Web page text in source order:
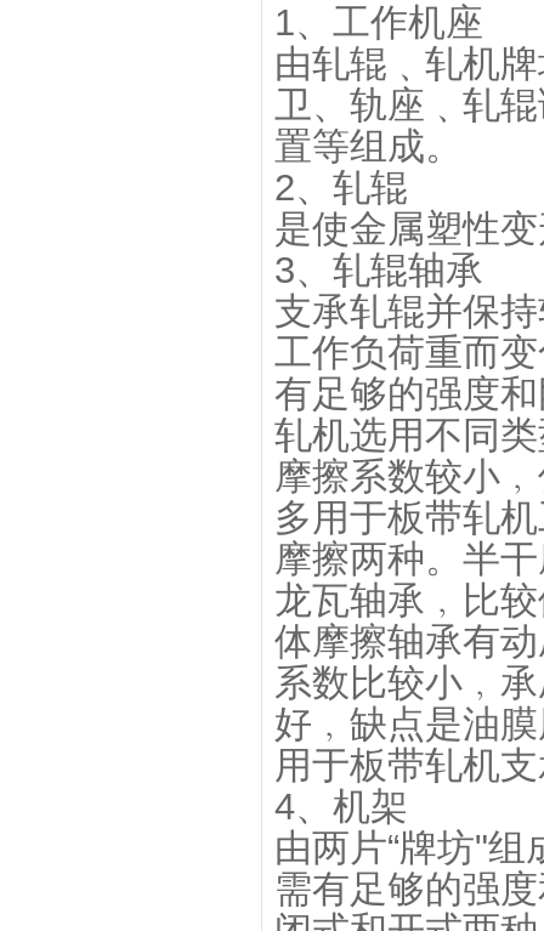
1、工作机座
由轧辊﹑轧机
卫、轨座﹑轧
置等组成。
2、轧辊
是使金属塑性
3、轧辊轴承
支承轧辊并保
工作负荷重而
有足够的强度
轧机选用不同
摩擦系数较小
多用于板带轧
摩擦两种。半
龙瓦轴承﹐比
体摩擦轴承有
系数比较小﹐
好﹐缺点是油
用于板带轧机
4、机架
由两片“牌坊"
需有足够的强